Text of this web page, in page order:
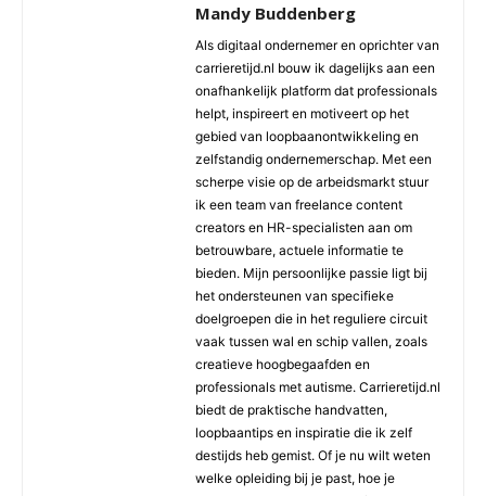
Mandy Buddenberg
Als digitaal ondernemer en oprichter van
carrieretijd.nl bouw ik dagelijks aan een
onafhankelijk platform dat professionals
helpt, inspireert en motiveert op het
gebied van loopbaanontwikkeling en
zelfstandig ondernemerschap. Met een
scherpe visie op de arbeidsmarkt stuur
ik een team van freelance content
creators en HR-specialisten aan om
betrouwbare, actuele informatie te
bieden. Mijn persoonlijke passie ligt bij
het ondersteunen van specifieke
doelgroepen die in het reguliere circuit
vaak tussen wal en schip vallen, zoals
creatieve hoogbegaafden en
professionals met autisme. Carrieretijd.nl
biedt de praktische handvatten,
loopbaantips en inspiratie die ik zelf
destijds heb gemist. Of je nu wilt weten
welke opleiding bij je past, hoe je